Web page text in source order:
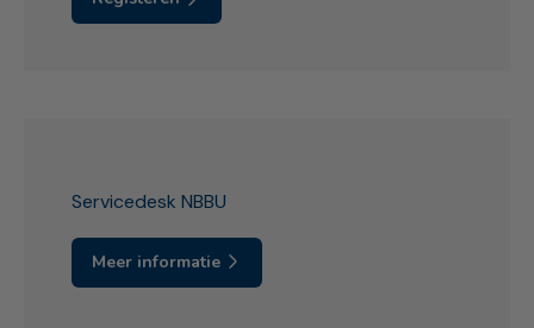
Servicedesk NBBU
Meer informatie